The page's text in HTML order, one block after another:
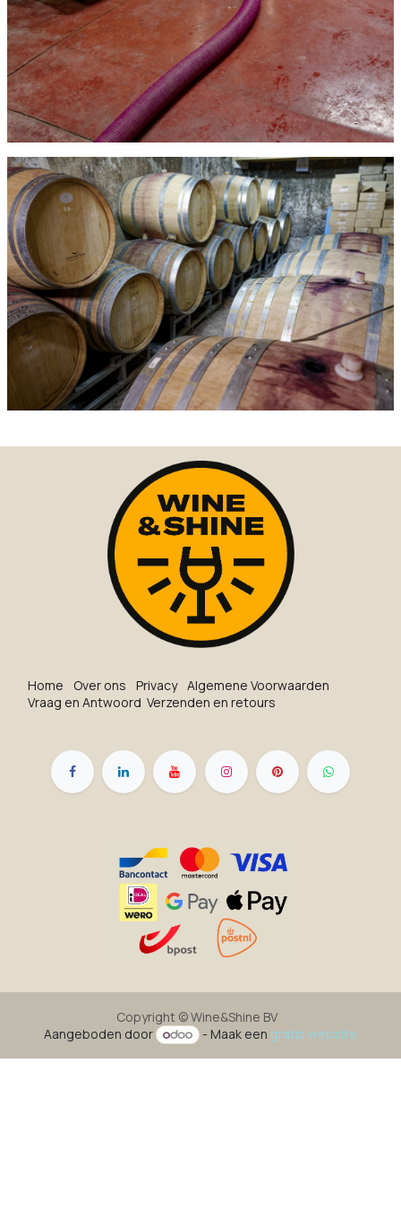
Ho​me O​ve​r on​s Privacy Algemene Voorwaarden
Vraag en Antwoord Verzenden en retours
Copyright ©Wine&Shine BV
Aangeboden door
- Maak een gratis website